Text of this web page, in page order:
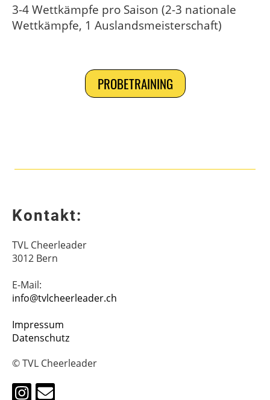
3-4 Wettkämpfe pro Saison (2-3 nationale
Wettkämpfe, 1 Auslandsmeisterschaft)
PROBETRAINING
Kontakt:
TVL Cheerleader
3012 Bern
E-Mail:
info@tvlcheerleader.ch
Impressum
Datenschutz
© TVL Cheerleader